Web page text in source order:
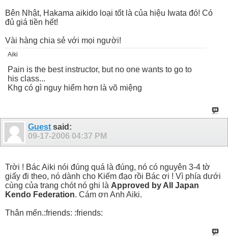
Bên Nhật, Hakama aikido loại tốt là của hiệu Iwata đó! Có
đủ giá tiền hết!
Vài hàng chia sẻ với mọi người!
Aiki
Pain is the best instructor, but no one wants to go to
his class...
Khg có gì nguy hiểm hơn là võ miệng
Guest said:
09-17-2006 04:37 PM
Trời ! Bác Aiki nói đúng quá là đúng, nó có nguyên 3-4 tờ
giấy đi theo, nó dành cho Kiếm đạo rồi Bác ơi ! Vì phía dưới
cùng của trang chót nó ghi là Approved by All Japan
Kendo Federation. Cám ơn Anh Aiki.
Thân mến.:friends: :friends: